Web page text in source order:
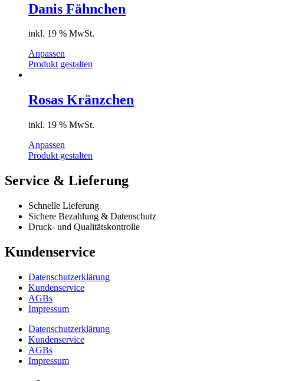
Danis Fähnchen
inkl. 19 % MwSt.
Anpassen
Produkt gestalten
Rosas Kränzchen
inkl. 19 % MwSt.
Anpassen
Produkt gestalten
Service & Lieferung
Schnelle Lieferung
Sichere Bezahlung & Datenschutz
Druck- und Qualitätskontrolle
Kundenservice
Datenschutzerklärung
Kundenservice
AGBs
Impressum
Datenschutzerklärung
Kundenservice
AGBs
Impressum